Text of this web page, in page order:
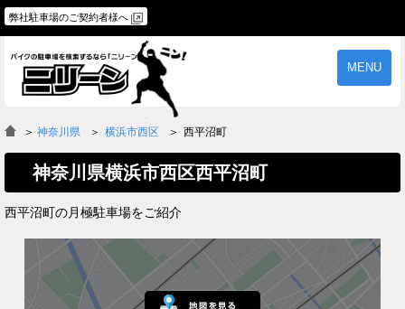
弊社駐車場のご契約者様へ
MENU
物件一覧
よくあるご質問 駐車場オーナー様へ
＞ 神奈川県 横浜市西区 西平沼町
神奈川県横浜市西区西平沼町
西平沼町の月極駐車場をご紹介